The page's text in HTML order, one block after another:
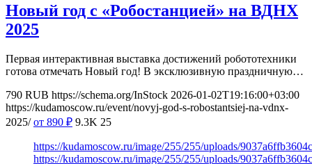
Новый год с «Робостанцией» на ВДНХ
2025
Первая интерактивная выставка достижений робототехники
готова отмечать Новый год! В эксклюзивную праздничную…
790 RUB https://schema.org/InStock 2026-01-02T19:16:00+03:00
https://kudamoscow.ru/event/novyj-god-s-robostantsiej-na-vdnx-
2025/ от 890 ₽ 9.3K 25
https://kudamoscow.ru/image/255/255/uploads/
https://kudamoscow.ru/image/255/255/uploads/